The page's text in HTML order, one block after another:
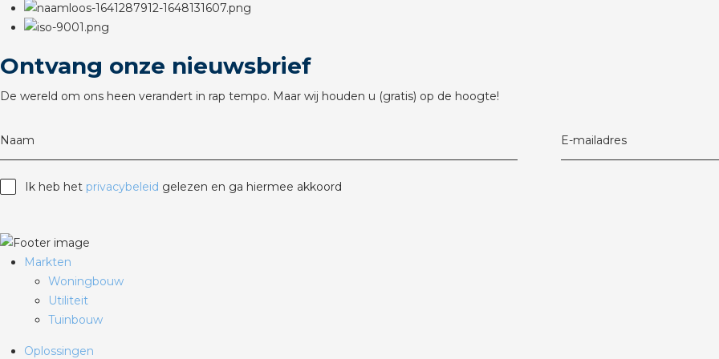
Ontvang onze nieuwsbrief
De wereld om ons heen verandert in rap tempo. Maar wij houden u (gratis) op de hoogte!
Naam E-mailadres
Ik heb het privacybeleid gelezen en ga hiermee akkoord
Markten
Woningbouw
Utiliteit
Tuinbouw
Oplossingen